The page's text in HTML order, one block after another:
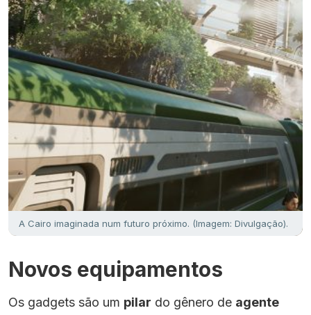
A Cairo imaginada num futuro próximo. (Imagem: Divulgação).
Novos equipamentos
Os gadgets são um pilar do gênero de agente